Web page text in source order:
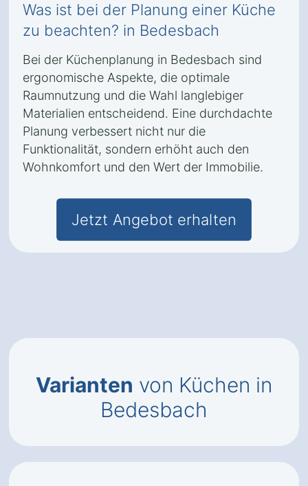
Was ist bei der Planung einer Küche
zu beachten? in Bedesbach
Bei der Küchenplanung in Bedesbach sind
ergonomische Aspekte, die optimale
Raumnutzung und die Wahl langlebiger
Materialien entscheidend. Eine durchdachte
Planung verbessert nicht nur die
Funktionalität, sondern erhöht auch den
Wohnkomfort und den Wert der Immobilie.
Jetzt Angebot erhalten
Varianten von Küchen in
Bedesbach